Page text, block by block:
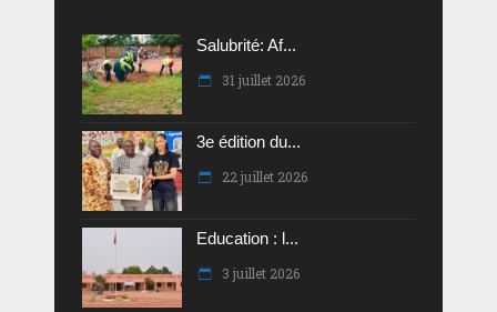
Salubrité: Af...
31 juillet 2026
3e édition du...
22 juillet 2026
Education : l...
3 juillet 2026